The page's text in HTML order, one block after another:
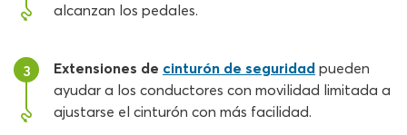
alcanzan los pedales.
3 Extensiones de cinturón de seguridad pueden
ayudar a los conductores con movilidad limitada a
ajustarse el cinturón con más facilidad.